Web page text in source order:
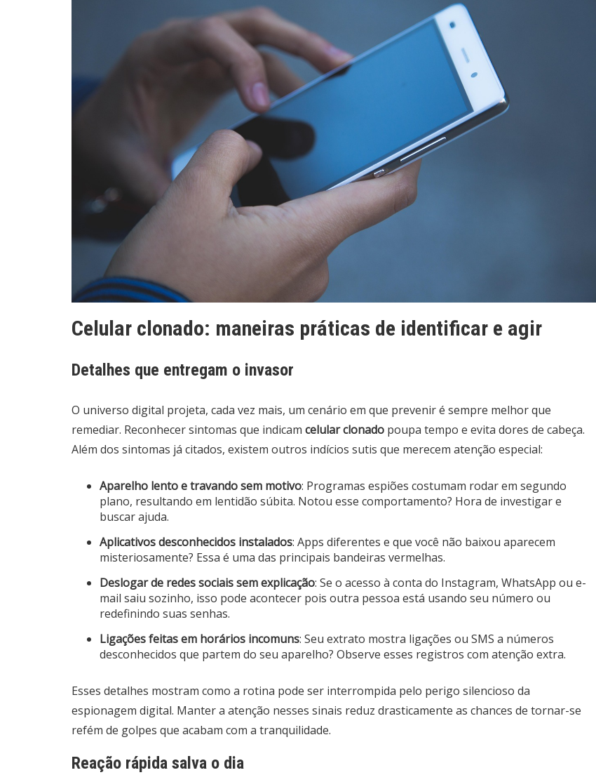
Celular clonado: maneiras práticas de identificar e agir
Detalhes que entregam o invasor
O universo digital projeta, cada vez mais, um cenário em que prevenir é sempre melhor que
remediar. Reconhecer sintomas que indicam celular clonado poupa tempo e evita dores de cabeça.
Além dos sintomas já citados, existem outros indícios sutis que merecem atenção especial:
Aparelho lento e travando sem motivo: Programas espiões costumam rodar em segundo
plano, resultando em lentidão súbita. Notou esse comportamento? Hora de investigar e
buscar ajuda.
Aplicativos desconhecidos instalados: Apps diferentes e que você não baixou aparecem
misteriosamente? Essa é uma das principais bandeiras vermelhas.
Deslogar de redes sociais sem explicação: Se o acesso à conta do Instagram, WhatsApp ou e-
mail saiu sozinho, isso pode acontecer pois outra pessoa está usando seu número ou
redefinindo suas senhas.
Ligações feitas em horários incomuns: Seu extrato mostra ligações ou SMS a números
desconhecidos que partem do seu aparelho? Observe esses registros com atenção extra.
Esses detalhes mostram como a rotina pode ser interrompida pelo perigo silencioso da
espionagem digital. Manter a atenção nesses sinais reduz drasticamente as chances de tornar-se
refém de golpes que acabam com a tranquilidade.
Reação rápida salva o dia